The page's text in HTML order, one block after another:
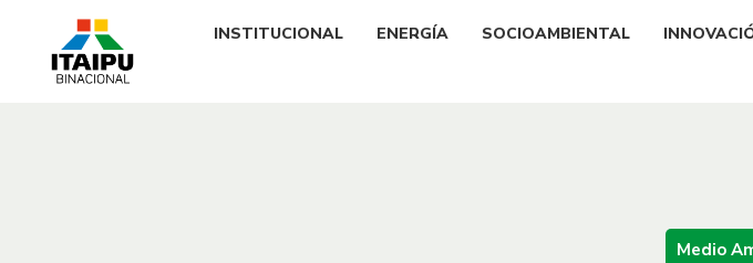
INSTITUCIONAL ENERGÍA SOCIOAMBIENTAL
Medio